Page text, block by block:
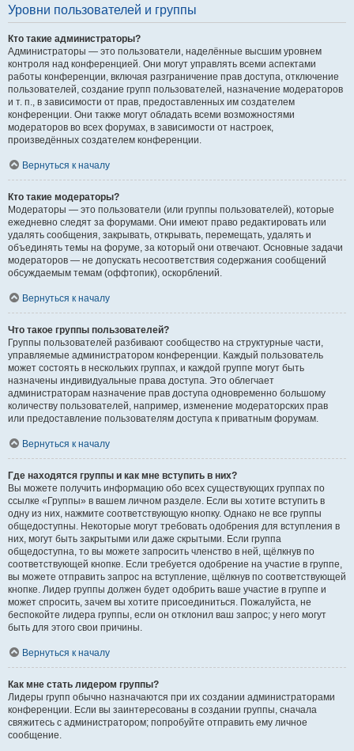
Уровни пользователей и группы
Кто такие администраторы?
Администраторы — это пользователи, наделённые высшим уровнем
контроля над конференцией. Они могут управлять всеми аспектами
работы конференции, включая разграничение прав доступа, отключение
пользователей, создание групп пользователей, назначение модераторов
и т. п., в зависимости от прав, предоставленных им создателем
конференции. Они также могут обладать всеми возможностями
модераторов во всех форумах, в зависимости от настроек,
произведённых создателем конференции.
Вернуться к началу
Кто такие модераторы?
Модераторы — это пользователи (или группы пользователей), которые
ежедневно следят за форумами. Они имеют право редактировать или
удалять сообщения, закрывать, открывать, перемещать, удалять и
объединять темы на форуме, за который они отвечают. Основные задачи
модераторов — не допускать несоответствия содержания сообщений
обсуждаемым темам (оффтопик), оскорблений.
Вернуться к началу
Что такое группы пользователей?
Группы пользователей разбивают сообщество на структурные части,
управляемые администратором конференции. Каждый пользователь
может состоять в нескольких группах, и каждой группе могут быть
назначены индивидуальные права доступа. Это облегчает
администраторам назначение прав доступа одновременно большому
количеству пользователей, например, изменение модераторских прав
или предоставление пользователям доступа к приватным форумам.
Вернуться к началу
Где находятся группы и как мне вступить в них?
Вы можете получить информацию обо всех существующих группах по
ссылке «Группы» в вашем личном разделе. Если вы хотите вступить в
одну из них, нажмите соответствующую кнопку. Однако не все группы
общедоступны. Некоторые могут требовать одобрения для вступления в
них, могут быть закрытыми или даже скрытыми. Если группа
общедоступна, то вы можете запросить членство в ней, щёлкнув по
соответствующей кнопке. Если требуется одобрение на участие в группе,
вы можете отправить запрос на вступление, щёлкнув по соответствующей
кнопке. Лидер группы должен будет одобрить ваше участие в группе и
может спросить, зачем вы хотите присоединиться. Пожалуйста, не
беспокойте лидера группы, если он отклонил ваш запрос; у него могут
быть для этого свои причины.
Вернуться к началу
Как мне стать лидером группы?
Лидеры групп обычно назначаются при их создании администраторами
конференции. Если вы заинтересованы в создании группы, сначала
свяжитесь с администратором; попробуйте отправить ему личное
сообщение.